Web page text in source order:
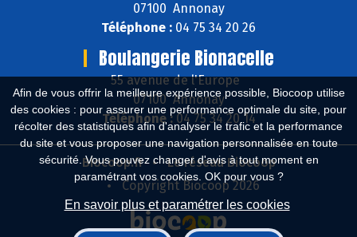
Afin de vous offrir la meilleure expérience possible, Biocoop utilise
des cookies : pour assurer une performance optimale du site, pour
récolter des statistiques afin d'analyser le trafic et la performance
du site et vous proposer une navigation personnalisée en toute
sécurité. Vous pouvez changer d'avis à tout moment en
paramétrant vos cookies. OK pour vous ?
En savoir plus et paramétrer les cookies
07100 Annonay
Téléphone : 04 75 34 20 26
Boulangerie Bionacelle
55 avenue de l'Europe
07100 Annonay
Téléphone :04 75 34 20 14
Biocoop.fr
Le réseau Biocoop
Copyright Biocoop 2026